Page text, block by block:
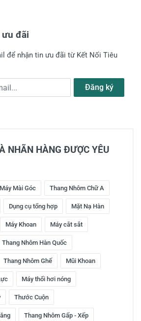
đãi
để nhận tin ưu đãi từ Kết Nối Tiêu
Đăng ký
NHÃN HÀNG ĐƯỢC YÊU
Máy Mài Góc Thang Nhôm Chữ A
Dụng cụ tổng hợp Mặt Nạ Hàn
Máy Khoan Máy cắt sắt
Thang Nhôm Hàn Quốc
Thang Nhôm Ghế Mũi Khoan
Máy thổi hơi nóng
Thước Cuộn
Thang Nhôm Gấp - Xếp